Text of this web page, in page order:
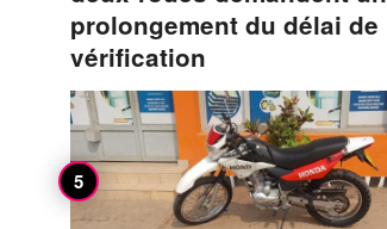
prolongement du délai de
vérification